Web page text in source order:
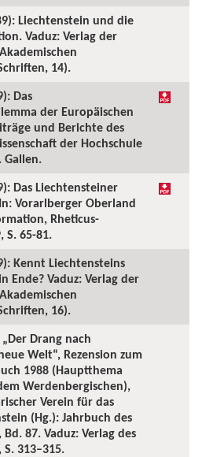
Liechtenstein und die
Vaduz: Verlag der
14).
Das
der Europäischen
und Berichte des
der Hochschule
Gallen.
Das Liechtensteiner
Vorarlberger Oberland
Rheticus-
S. 65-81.
Kennt Liechtensteins
Ende? Vaduz: Verlag der
16).
Drang nach
Welt“, Rezension zum
1988 (Hauptthema
Werdenbergischen),
Verein für das
(Hg.): Jahrbuch des
87. Vaduz: Verlag des
313–315.